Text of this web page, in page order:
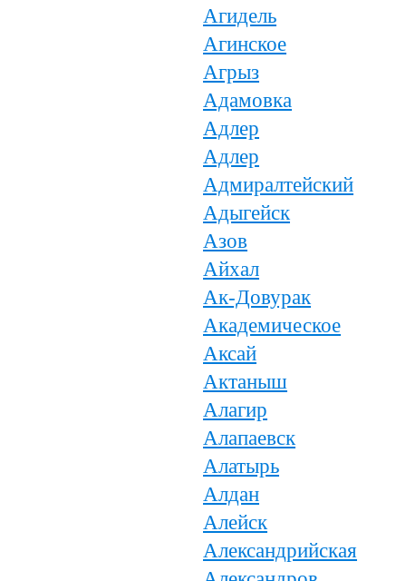
Агидель
Агинское
Агрыз
Адамовка
Адлер
Адлер
Адмиралтейский
Адыгейск
Азов
Айхал
Ак-Довурак
Академическое
Аксай
Актаныш
Алагир
Алапаевск
Алатырь
Алдан
Алейск
Александрийская